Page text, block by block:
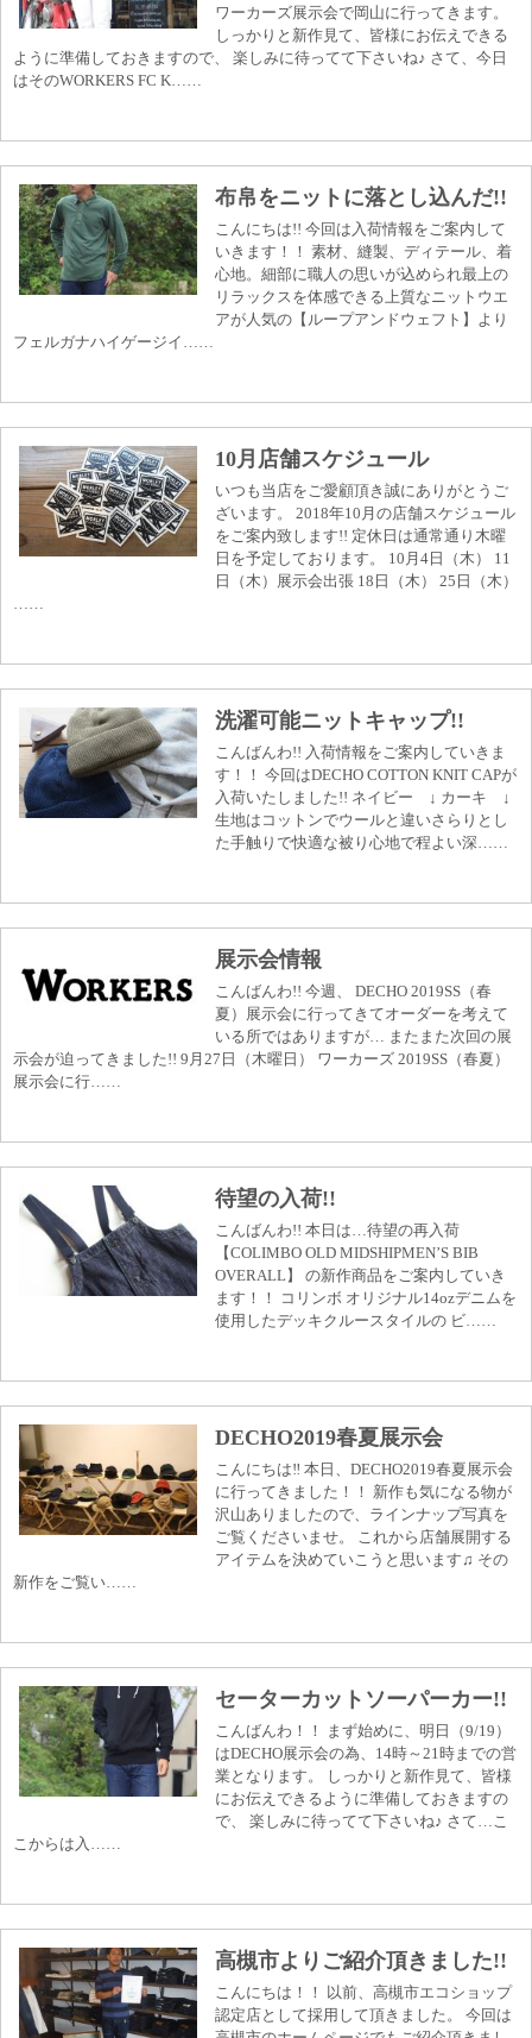
ワーカーズ展示会で岡山に行ってきます。
しっかりと新作見て、皆様にお伝えできる
ように準備しておきますので、 楽しみに待ってて下さいね♪ さて、今日
はそのWORKERS FC K……
布帛をニットに落とし込んだ!!
こんにちは!! 今回は入荷情報をご案内して
いきます！！ 素材、縫製、ディテール、着
心地。細部に職人の思いが込められ最上の
リラックスを体感できる上質なニットウエ
アが人気の【ループアンドウェフト】より
フェルガナハイゲージイ……
10月店舗スケジュール
いつも当店をご愛顧頂き誠にありがとうご
ざいます。 2018年10月の店舗スケジュール
をご案内致します!! 定休日は通常通り木曜
日を予定しております。 10月4日（木） 11
日（木）展示会出張 18日（木） 25日（木）
……
洗濯可能ニットキャップ!!
こんばんわ!! 入荷情報をご案内していきま
す！！ 今回はDECHO COTTON KNIT CAPが
入荷いたしました!! ネイビー ↓ カーキ ↓
生地はコットンでウールと違いさらりとし
た手触りで快適な被り心地で程よい深……
展示会情報
こんばんわ!! 今週、 DECHO 2019SS（春
夏）展示会に行ってきてオーダーを考えて
いる所ではありますが… またまた次回の展
示会が迫ってきました!! 9月27日（木曜日） ワーカーズ 2019SS（春夏）
展示会に行……
待望の入荷!!
こんばんわ!! 本日は…待望の再入荷
【COLIMBO OLD MIDSHIPMEN’S BIB
OVERALL】 の新作商品をご案内していき
ます！！ コリンボ オリジナル14ozデニムを
使用したデッキクルースタイルの ビ……
DECHO2019春夏展示会
こんにちは‼︎ 本日、DECHO2019春夏展示会
に行ってきました！！ 新作も気になる物が
沢山ありましたので、ラインナップ写真を
ご覧くださいませ。 これから店舗展開する
アイテムを決めていこうと思います♫ その
新作をご覧い……
セーターカットソーパーカー!!
こんばんわ！！ まず始めに、明日（9/19）
はDECHO展示会の為、14時～21時までの営
業となります。 しっかりと新作見て、皆様
にお伝えできるように準備しておきますの
で、 楽しみに待ってて下さいね♪ さて…こ
こからは入……
高槻市よりご紹介頂きました!!
こんにちは！！ 以前、高槻市エコショップ
認定店として採用して頂きました。 今回は